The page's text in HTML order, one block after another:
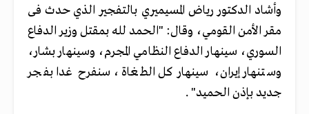
وأشاد الدكتور رياض المسيميري بالتفجير الذي حدث فى
مقر الأمن القومي، وقال: "الحمد لله بمقتل وزير الدفاع
السوري، سينهار الدفاع النظامي المجرم، وسينهار بشار،
وستنهار إيران، سينهار كل الطغاة، سنفرح غدا بفجر
جديد بإذن الحميد" .